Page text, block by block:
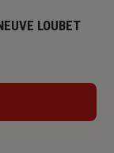
LOUBET